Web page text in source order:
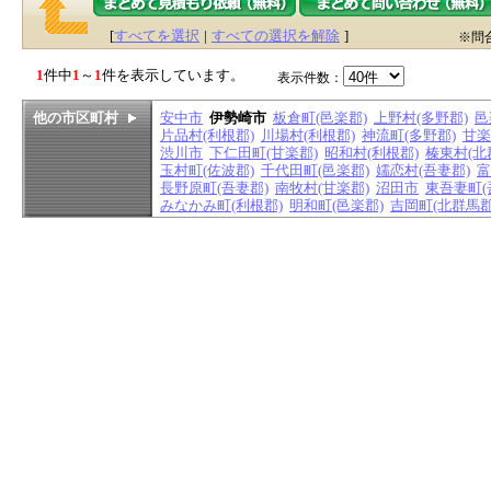
[すべてを選択 | すべての選択を解除 ] ※問
1件中1 ～ 1件を表示しています。 表示件数：
他の市区町村 安中市 伊勢崎市 板倉町(邑楽郡) 上野村(多野郡)
片品村(利根郡) 川場村(利根郡) 神流町(多野郡) 甘
渋川市 下仁田町(甘楽郡) 昭和村(利根郡) 榛東村(北
玉村町(佐波郡) 千代田町(邑楽郡) 嬬恋村(吾妻郡)
長野原町(吾妻郡) 南牧村(甘楽郡) 沼田市 東吾妻町(
みなかみ町(利根郡) 明和町(邑楽郡) 吉岡町(北群馬